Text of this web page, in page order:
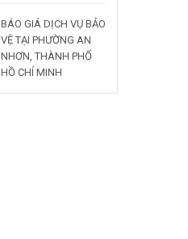
BÁO GIÁ DỊCH VỤ BẢO
VỆ TẠI PHƯỜNG AN
NHƠN, THÀNH PHỐ
HỒ CHÍ MINH